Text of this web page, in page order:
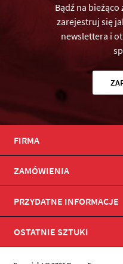
Bądź na
zarejestruj się
newslettera i
FIRMA
ZAMÓWIENIA
PRZYDATNE INFORMACJE
OSTATNIE SZTUKI